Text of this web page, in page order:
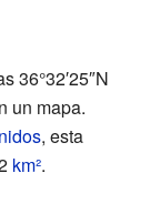
36°32′25″N
un mapa.
, esta
km².